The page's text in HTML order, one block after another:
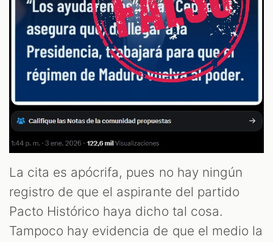
La cita es apócrifa, pues no hay ningún
registro de que el aspirante del partido
Pacto Histórico haya dicho tal cosa.
Tampoco hay evidencia de que el medio la